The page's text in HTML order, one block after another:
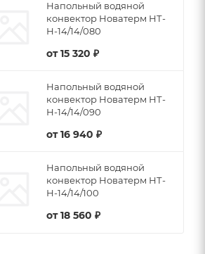
Напольный водяной
конвектор Новатерм НТ-
Н-14/14/080
от15 320 ₽
Напольный водяной
конвектор Новатерм НТ-
Н-14/14/090
от16 940 ₽
Напольный водяной
конвектор Новатерм НТ-
Н-14/14/100
от18 560 ₽